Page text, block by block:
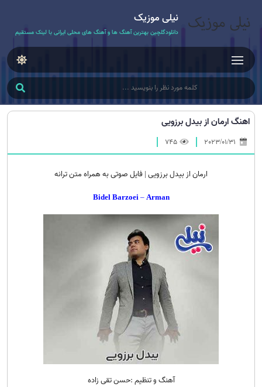
نیلی موزیک
دانلودگلچین بهترین آهنگ ها و آهنگ های محلی ایرانی با لینک مستقیم
اهنگ ارمان از بیدل برزویی
745
ارمان از بیدل برزویی | فایل صوتی به همراه متن ترانه
Bidel Barzoei–Arman
آهنگ و تنظیم :حسن تقی زاده